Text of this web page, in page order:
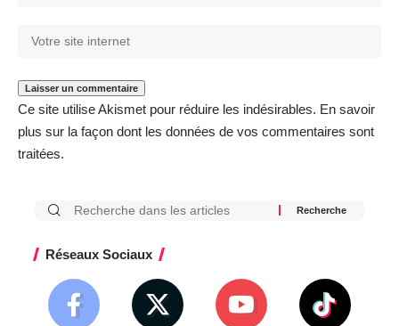
Ce site utilise Akismet pour réduire les indésirables. En savoir
plus sur la façon dont les données de vos commentaires sont
traitées.
Réseaux Sociaux